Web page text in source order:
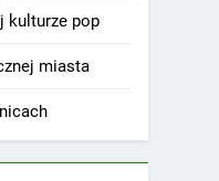
kulturze pop
miasta